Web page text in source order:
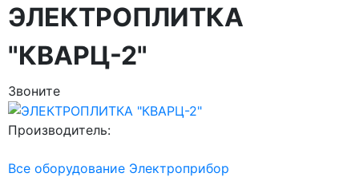
ЭЛЕКТРОПЛИТКА
"КВАРЦ-2"
Звоните
Производитель:
Все оборудование Электроприбор